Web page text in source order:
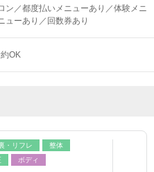
ン／都度払いメニューあり／体験メニ
ューあり／回数券あり
OK
・リフレ
整体
ボディ